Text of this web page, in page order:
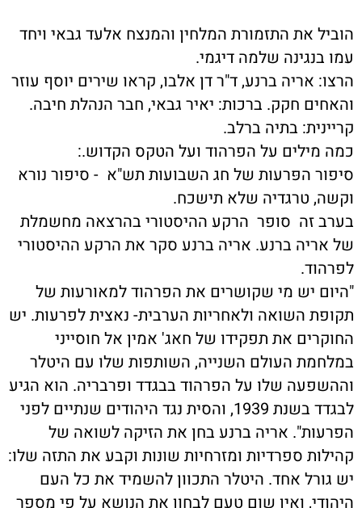
הוביל את התזמורת המלחין והמנצח אלעד גבאי ויחד
עמו בנגינה שלמה דיגמי.
הרצו: אריה ברנע, ד"ר דן אלבו, קראו שירים יוסף עוזר
והאחים חקק. ברכות: יאיר גבאי, חבר הנהלת חיבה.
קריינית: בתיה ברלב.
כמה מילים על הפרהוד ועל הטקס הקדוש.:
סיפור הפּרעות של חג השבועות תש"א - סיפור נורא
וקשה, טרגדיה שלא תישכח.
בערב זה סופר הרקע ההיסטורי בהרצאה מחשמלת
של אריה ברנע. אריה ברנע סקר את הרקע ההיסטורי
לפרהוד.
"היום יש מי שקושרים את הפרהוד למאורעות של
תקופת השואה ולאחריות הערבית- נאצית לפרעות. יש
החוקרים את תפקידו של חאג' אמין אל חוסייני
במלחמת העולם השנייה, השותפות שלו עם היטלר
וההשפעה שלו על הפרהוד בבגדד ופרבריה. הוא הגיע
לבגדד בשנת 1939, והסית נגד היהודים שנתיים לפני
הפרעות". אריה ברנע בחן את הזיקה לשואה של
קהילות ספרדיות ומזרחיות שונות וקבע את התזה שלו:
יש גורל אחד. היטלר התכוון להשמיד את כל העם
היהודי, ואין שום טעם לבחון את הנושא על פי מספר